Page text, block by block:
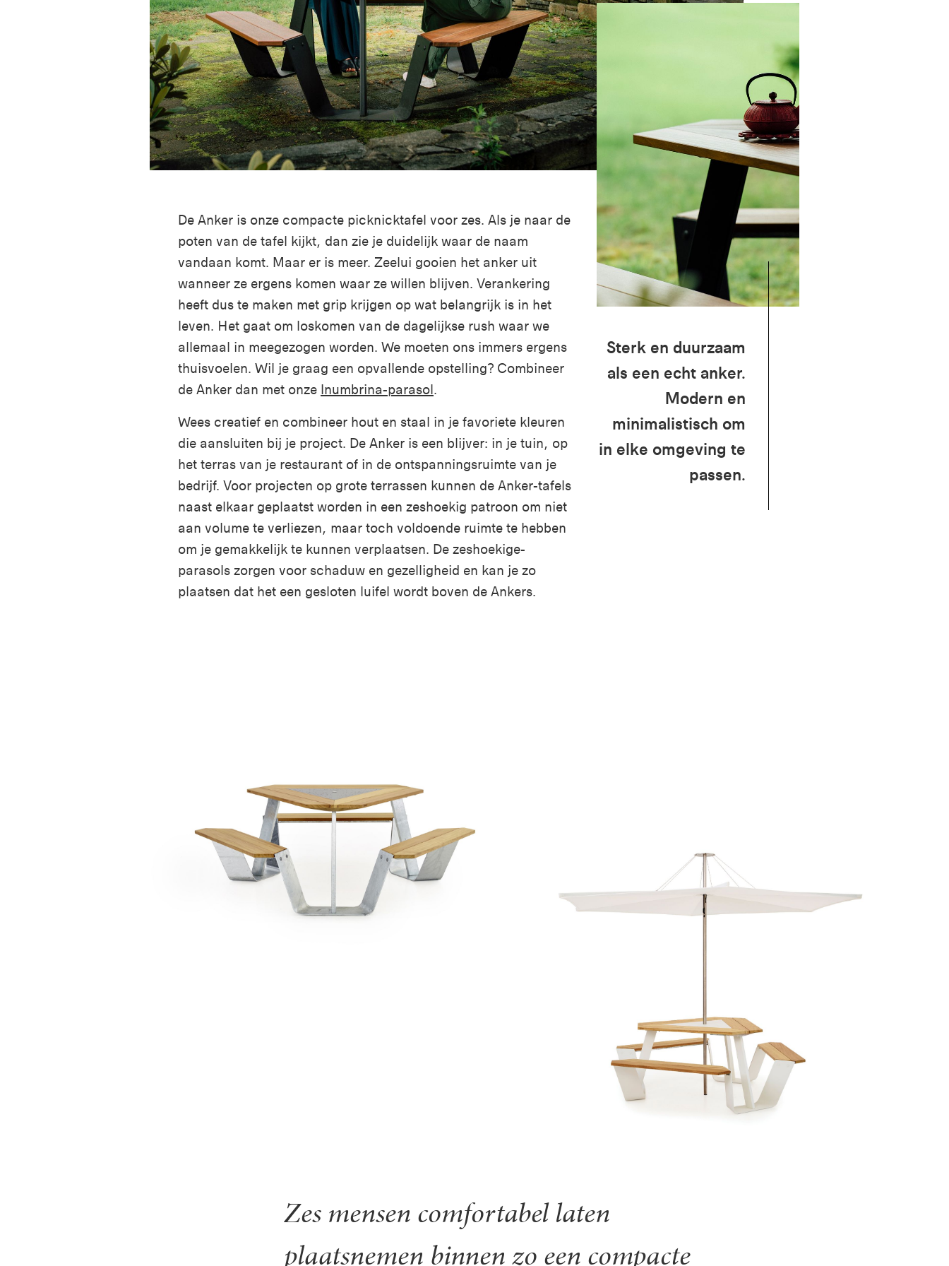
De Anker is onze compacte picknicktafel voor zes. Als je naar de
poten van de tafel kijkt, dan zie je duidelijk waar de naam
vandaan komt. Maar er is meer. Zeelui gooien het anker uit
wanneer ze ergens komen waar ze willen blijven. Verankering
heeft dus te maken met grip krijgen op wat belangrijk is in het
leven. Het gaat om loskomen van de dagelijkse rush waar we
allemaal in meegezogen worden. We moeten ons immers ergens
thuisvoelen. Wil je graag een opvallende opstelling? Combineer
de Anker dan met onze Inumbrina-parasol.
Wees creatief en combineer hout en staal in je favoriete kleuren
die aansluiten bij je project. De Anker is een blijver: in je tuin, op
het terras van je restaurant of in de ontspanningsruimte van je
bedrijf. Voor projecten op grote terrassen kunnen de Anker-tafels
naast elkaar geplaatst worden in een zeshoekig patroon om niet
aan volume te verliezen, maar toch voldoende ruimte te hebben
om je gemakkelijk te kunnen verplaatsen. De zeshoekige-
parasols zorgen voor schaduw en gezelligheid en kan je zo
plaatsen dat het een gesloten luifel wordt boven de Ankers.
Sterk en duurzaam
als een echt anker.
Modern en
minimalistisch om
in elke omgeving te
passen.
Zes mensen comfortabel laten
plaatsnemen binnen zo een compacte